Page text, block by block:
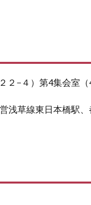
２−４）第4集会室（
浅草線東日本橋駅